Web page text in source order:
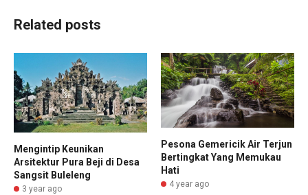
Related posts
Mengintip Keunikan
Arsitektur Pura Beji di Desa
Sangsit Buleleng
3 year ago
Pesona Gemericik Air Terjun
Bertingkat Yang Memukau
Hati
4 year ago